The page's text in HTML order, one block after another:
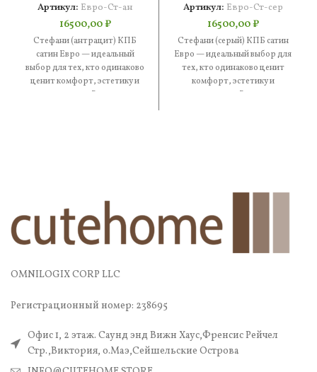
Артикул: Евро-Ст-ан
16500,00₽
Стефани (антрацит) КПБ
сатин Евро — идеальный
выбор для тех, кто одинаково
ценит комфорт, эстетику и
практичность. В составе —
Артикул: Евро-Ст-сер
16500,00₽
Стефани (серый) КПБ сатин
Евро — идеальный выбор для
тех, кто одинаково ценит
комфорт, эстетику и
практичность. В составе —
OMNILOGIX CORP LLC
Регистрационный номер: 238695
Офис 1, 2 этаж. Саунд энд Вижн Хаус,Френсис Рейчел
Стр.,Виктория, о.Маэ,Сейшельские Острова